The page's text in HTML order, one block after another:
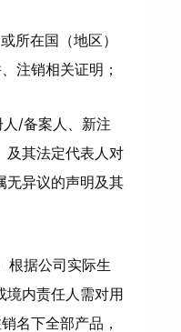
所在国（地区）
注销相关证明；
人/备案人、新注
及其法定代表人对
无异议的声明及其
根据公司实际生
境内责任人需对用
名下全部产品，